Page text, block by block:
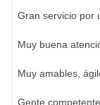
Gran servicio por
Muy buena
Muy amables,
Gente